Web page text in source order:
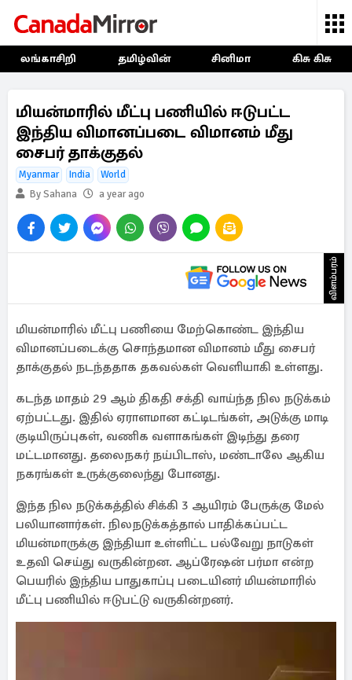
லங்காசிறி தமிழ்வின் சினிமா கிசு கிசு
மியன்மாரில் மீட்பு பணியில் ஈடுபட்ட
இந்திய விமானப்படை விமானம் மீது
சைபர் தாக்குதல்
Myanmar India
World
By Sahana
a year ago
விளம்பரம்
மியன்மாரில் மீட்பு பணியை மேற்கொண்ட இந்திய
விமானப்படைக்கு சொந்தமான விமானம் மீது சைபர்
தாக்குதல் நடந்ததாக தகவல்கள் வெளியாகி உள்ளது.
கடந்த மாதம் 29 ஆம் திகதி சக்தி வாய்ந்த நில நடுக்கம்
ஏற்பட்டது. இதில் ஏராளமான கட்டிடங்கள், அடுக்கு மாடி
குடியிருப்புகள், வணிக வளாகங்கள் இடிந்து தரை
மட்டமானது. தலைநகர் நய்பிடாஸ், மண்டாலே ஆகிய
நகரங்கள் உருக்குலைந்து போனது.
இந்த நில நடுக்கத்தில் சிக்கி 3 ஆயிரம் பேருக்கு மேல்
பலியானார்கள். நிலநடுக்கத்தால் பாதிக்கப்பட்ட
மியன்மாருக்கு இந்தியா உள்ளிட்ட பல்வேறு நாடுகள்
உதவி செய்து வருகின்றன. ஆப்ரேஷன் பர்மா என்ற
பெயரில் இந்திய பாதுகாப்பு படையினர் மியன்மாரில்
மீட்பு பணியில் ஈடுபட்டு வருகின்றனர்.